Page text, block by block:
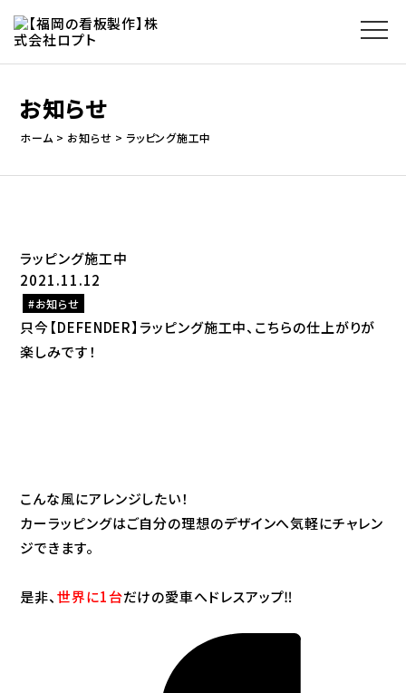
お知らせ
ホーム お知らせ ラッピング施工中
ラッピング施工中
2021.11.12
お知らせ
只今【DEFENDER】ラッピング施工中、こちらの仕上がりが
楽しみです！
こんな風にアレンジしたい！
カーラッピングはご自分の理想のデザインへ気軽にチャレン
ジできます。
是非、世界に1台だけの愛車へドレスアップ‼